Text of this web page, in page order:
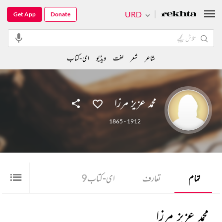
محمد عزیز مرزا
1865 - 1912
تمام تعارف ای-کتاب9
محمد عزیز مرزا
URD
Get App Donate
شاعر شعر لغت ویڈیو ای-کتاب